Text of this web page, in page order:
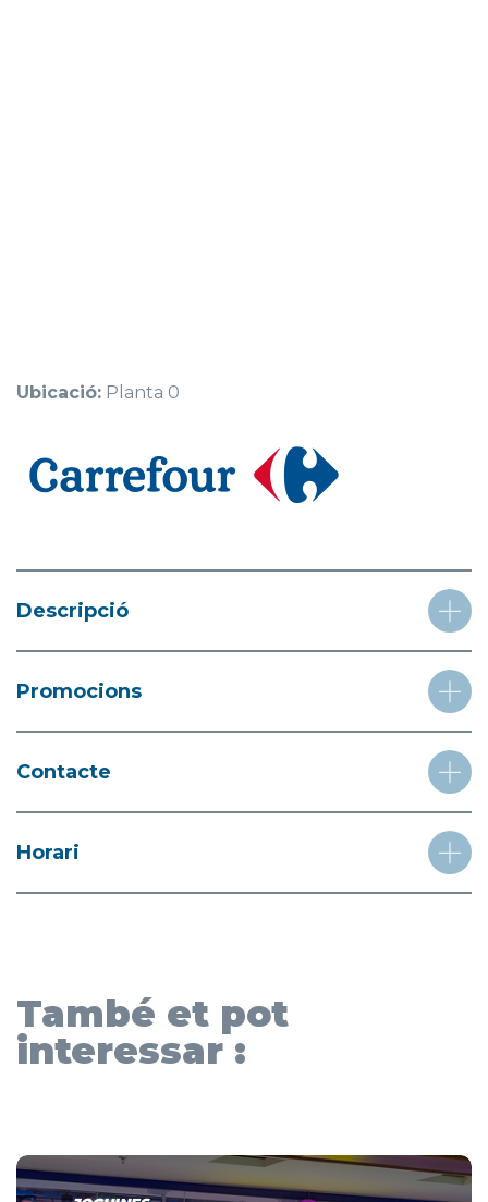
Ubicació: Planta 0
Descripció
Promocions
Contacte
Horari
També et pot
interessar :